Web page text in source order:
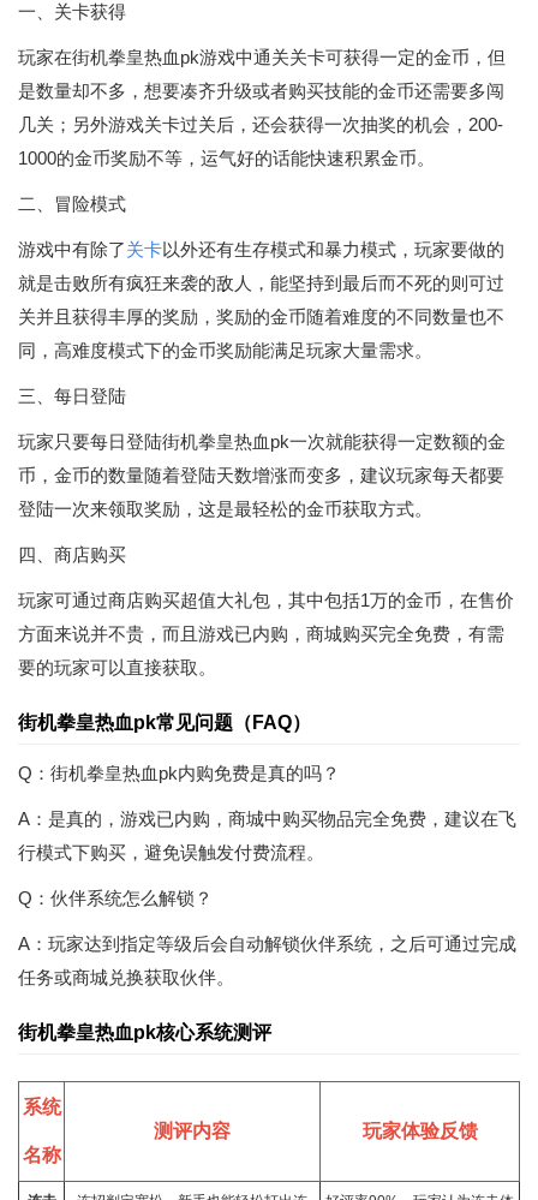
一、关卡获得
玩家在街机拳皇热血pk游戏中通关关卡可获得一定的金币，但
是数量却不多，想要凑齐升级或者购买技能的金币还需要多闯
几关；另外游戏关卡过关后，还会获得一次抽奖的机会，200-
1000的金币奖励不等，运气好的话能快速积累金币。
二、冒险模式
游戏中有除了关卡以外还有生存模式和暴力模式，玩家要做的
就是击败所有疯狂来袭的敌人，能坚持到最后而不死的则可过
关并且获得丰厚的奖励，奖励的金币随着难度的不同数量也不
同，高难度模式下的金币奖励能满足玩家大量需求。
三、每日登陆
玩家只要每日登陆街机拳皇热血pk一次就能获得一定数额的金
币，金币的数量随着登陆天数增涨而变多，建议玩家每天都要
登陆一次来领取奖励，这是最轻松的金币获取方式。
四、商店购买
玩家可通过商店购买超值大礼包，其中包括1万的金币，在售价
方面来说并不贵，而且游戏已内购，商城购买完全免费，有需
要的玩家可以直接获取。
街机拳皇热血pk常见问题（FAQ）
Q：街机拳皇热血pk内购免费是真的吗？
A：是真的，游戏已内购，商城中购买物品完全免费，建议在飞
行模式下购买，避免误触发付费流程。
Q：伙伴系统怎么解锁？
A：玩家达到指定等级后会自动解锁伙伴系统，之后可通过完成
任务或商城兑换获取伙伴。
街机拳皇热血pk核心系统测评
系统
名称
测评内容 玩家体验反馈